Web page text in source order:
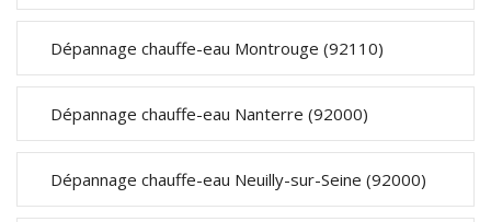
Dépannage chauffe-eau Montrouge (92110)
Dépannage chauffe-eau Nanterre (92000)
Dépannage chauffe-eau Neuilly-sur-Seine (92000)